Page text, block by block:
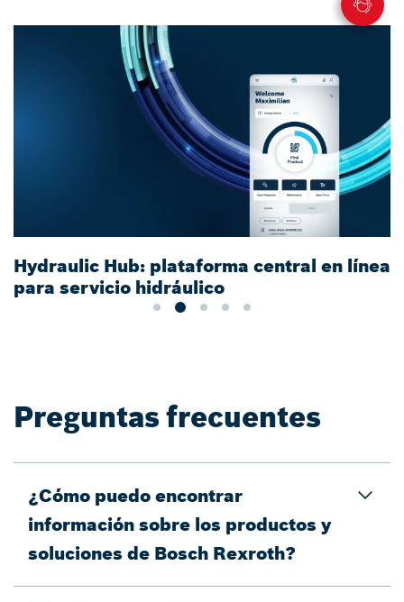
Hydraulic Hub: plataforma central en línea
para servicio hidráulico
Preguntas frecuentes
¿Cómo puedo encontrar
información sobre los productos y
soluciones de Bosch Rexroth?